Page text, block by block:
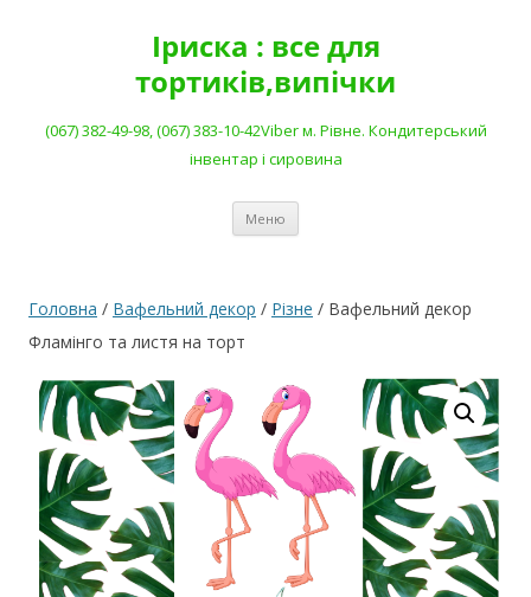
Іриска : все для
тортиків,випічки
(067) 382-49-98, (067) 383-10-42Viber м. Рівне. Кондитерський
інвентар і сировина
Меню
Головна / Вафельний декор / Різне / Вафельний декор
Фламінго та листя на торт